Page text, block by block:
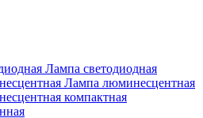
Лампа светодиодная
Лампа люминесцентная